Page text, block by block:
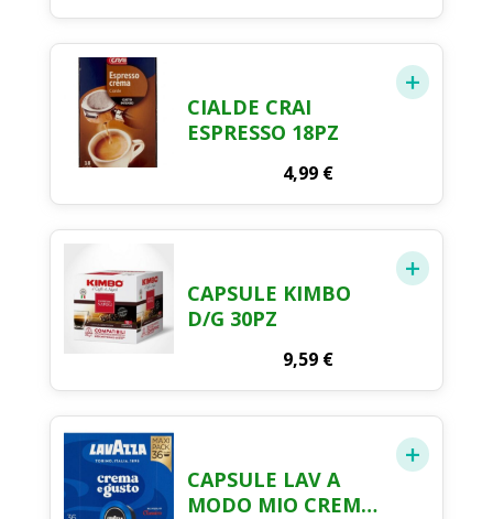
CIALDE CRAI
ESPRESSO 18PZ
4,99 €
CAPSULE KIMBO
D/G 30PZ
9,59 €
CAPSULE LAV A
MODO MIO CREMA